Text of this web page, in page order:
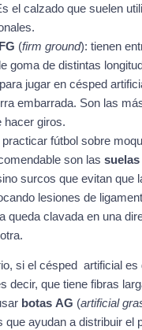
el calzado que suelen
(firm ground): tienen
goma de distintas
jugar en césped
embarrada. Son las
hacer giros.
fútbol sobre
son las
surcos que evitan que
lesiones de
queda clavada en una
si el césped artificial es
decir, que tiene fibras
botas AG (artificial
que ayudan a distribuir el